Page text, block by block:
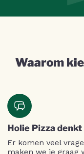
Waarom
Holie Pizza
Er komen veel
maken we je graag